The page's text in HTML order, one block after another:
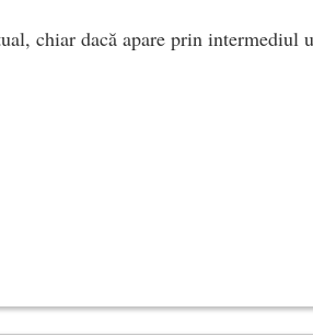
chiar dacă apare prin intermediul